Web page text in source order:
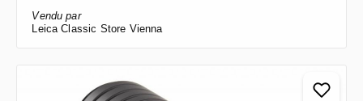
Vendu par
Leica Classic Store Vienna